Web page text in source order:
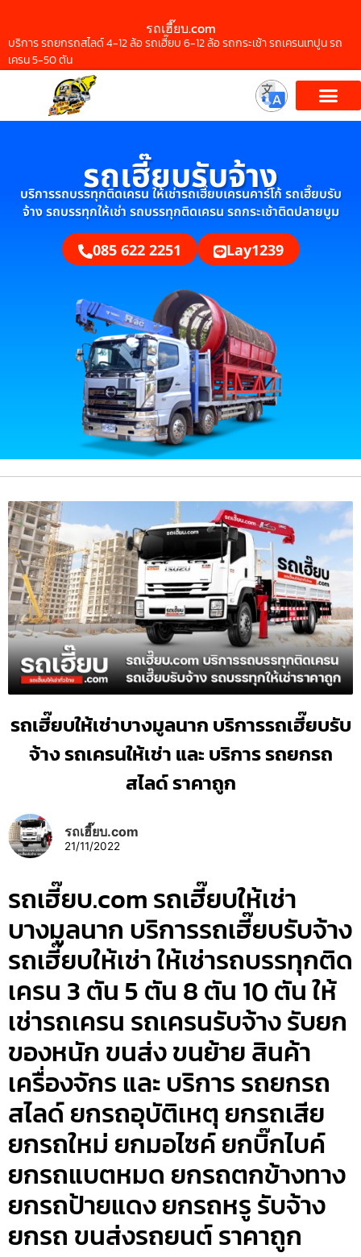
รถเฮี๊ยบ.com
บริการ รถยกรถสไลด์ 4-12 ล้อ รถเฮี๊ยบ 6-12 ล้อ รถกระเช้า รถเครนเทปูน รถ
เครน 5-50 ตัน
รถเฮี๊ยบรับจ้าง
บริการรถบรรทุกติดเครน ให้เช่ารถเฮี๊ยบเครนคาร์โก้ รถเฮี๊ยบรับ
จ้าง รถบรรทุกให้เช่า รถบรรทุกติดเครน รถกระเช้าติดปลายบูม
085 622 2251 Lay1239
รถเฮี๊ยบให้เช่าบางมูลนาก บริการรถเฮี๊ยบรับ
จ้าง รถเครนให้เช่า และ บริการ รถยกรถ
สไลด์ ราคาถูก
รถเฮี๊ยบ.com
21/11/2022
รถเฮี๊ยบ.com รถเฮี๊ยบให้เช่า
บางมูลนาก บริการรถเฮี๊ยบรับจ้าง
รถเฮี๊ยบให้เช่า ให้เช่ารถบรรทุกติด
เครน 3 ตัน 5 ตัน 8 ตัน 10 ตัน ให้
เช่ารถเครน รถเครนรับจ้าง รับยก
ของหนัก ขนส่ง ขนย้าย สินค้า
เครื่องจักร และ บริการ รถยกรถ
สไลด์ ยกรถอุบัติเหตุ ยกรถเสีย
ยกรถใหม่ ยกมอไซค์ ยกบิ๊กไบค์
ยกรถแบตหมด ยกรถตกข้างทาง
ยกรถป้ายแดง ยกรถหรู รับจ้าง
ยกรถ ขนส่งรถยนต์ ราคาถูก